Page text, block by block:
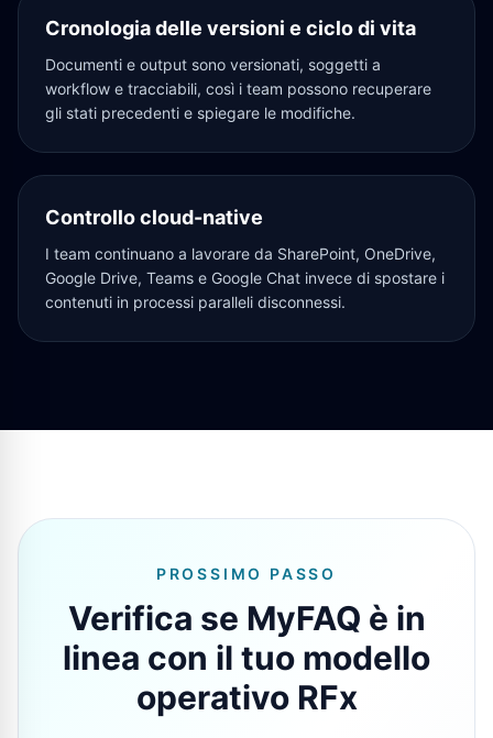
Cronologia delle versioni e ciclo di vita
Documenti e output sono versionati, soggetti a
workflow e tracciabili, così i team possono recuperare
gli stati precedenti e spiegare le modifiche.
Controllo cloud-native
I team continuano a lavorare da SharePoint, OneDrive,
Google Drive, Teams e Google Chat invece di spostare i
contenuti in processi paralleli disconnessi.
PROSSIMO PASSO
Verifica se MyFAQ è in
linea con il tuo modello
operativo RFx